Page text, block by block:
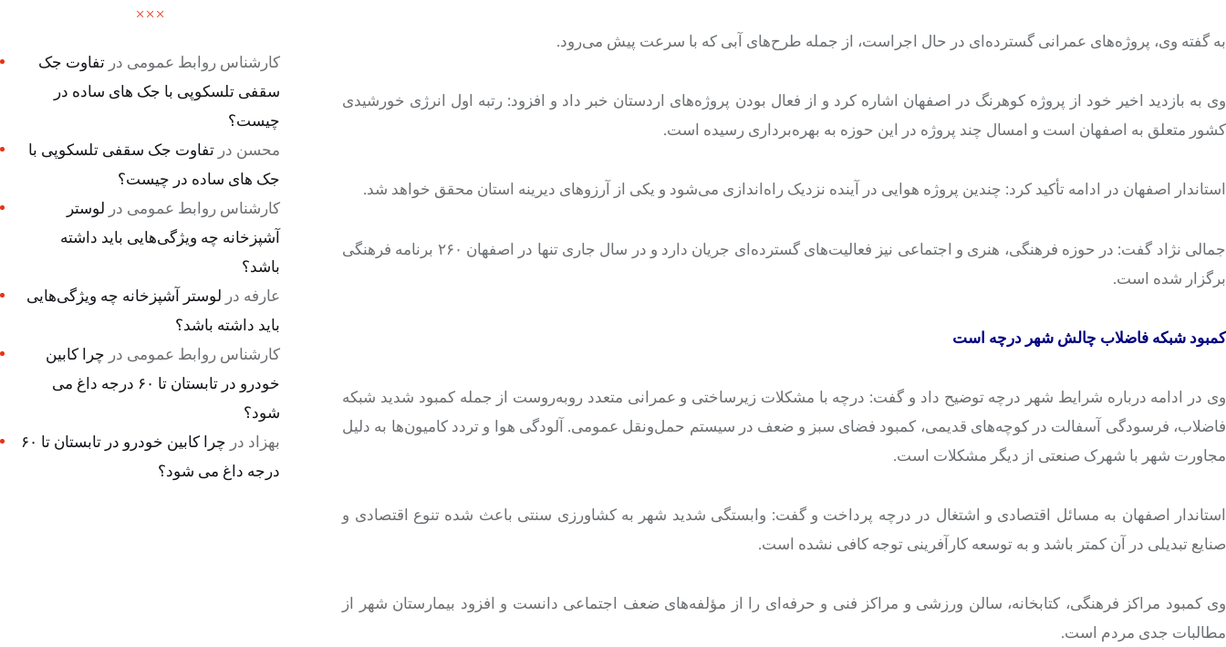
به گفته وی، پروژه‌های عمرانی گسترده‌ای در حال اجراست، از جمله طرح‌های آبی که با سرعت پیش می‌رود.
وی به بازدید اخیر خود از پروژه کوهرنگ در اصفهان اشاره کرد و از فعال بودن پروژه‌های اردستان خبر داد و افزود: رتبه اول انرژی خورشیدی
کشور متعلق به اصفهان است و امسال چند پروژه در این حوزه به بهره‌برداری رسیده است.
استاندار اصفهان در ادامه تأکید کرد: چندین پروژه هوایی در آینده نزدیک راه‌اندازی می‌شود و یکی از آرزوهای دیرینه استان محقق خواهد شد.
جمالی نژاد گفت: در حوزه فرهنگی، هنری و اجتماعی نیز فعالیت‌های گسترده‌ای جریان دارد و در سال جاری تنها در اصفهان ۲۶۰ برنامه فرهنگی
برگزار شده است.
کمبود شبکه فاضلاب چالش شهر درچه است
وی در ادامه درباره شرایط شهر درچه توضیح داد و گفت: درچه با مشکلات زیرساختی و عمرانی متعدد روبه‌روست از جمله کمبود شدید شبکه
فاضلاب، فرسودگی آسفالت در کوچه‌های قدیمی، کمبود فضای سبز و ضعف در سیستم حمل‌ونقل عمومی. آلودگی هوا و تردد کامیون‌ها به دلیل
مجاورت شهر با شهرک صنعتی از دیگر مشکلات است.
استاندار اصفهان به مسائل اقتصادی و اشتغال در درچه پرداخت و گفت: وابستگی شدید شهر به کشاورزی سنتی باعث شده تنوع اقتصادی و
صنایع تبدیلی در آن کمتر باشد و به توسعه کارآفرینی توجه کافی نشده است.
وی کمبود مراکز فرهنگی، کتابخانه، سالن ورزشی و مراکز فنی و حرفه‌ای را از مؤلفه‌های ضعف اجتماعی دانست و افزود بیمارستان شهر از
مطالبات جدی مردم است.
کارشناس روابط عمومی در تفاوت جک
سقفی تلسکوپی با جک های ساده در
چیست؟
محسن در تفاوت جک سقفی تلسکوپی با
جک های ساده در چیست؟
کارشناس روابط عمومی در لوستر
آشپزخانه چه ویژگی‌هایی باید داشته
باشد؟
عارفه در لوستر آشپزخانه چه ویژگی‌هایی
باید داشته باشد؟
کارشناس روابط عمومی در چرا کابین
خودرو در تابستان تا ۶۰ درجه داغ می
شود؟
بهزاد در
چرا کابین خودرو در تابستان تا ۶۰
درجه داغ می شود؟